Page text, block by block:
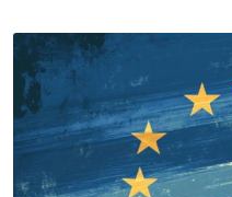
основному
содержанию